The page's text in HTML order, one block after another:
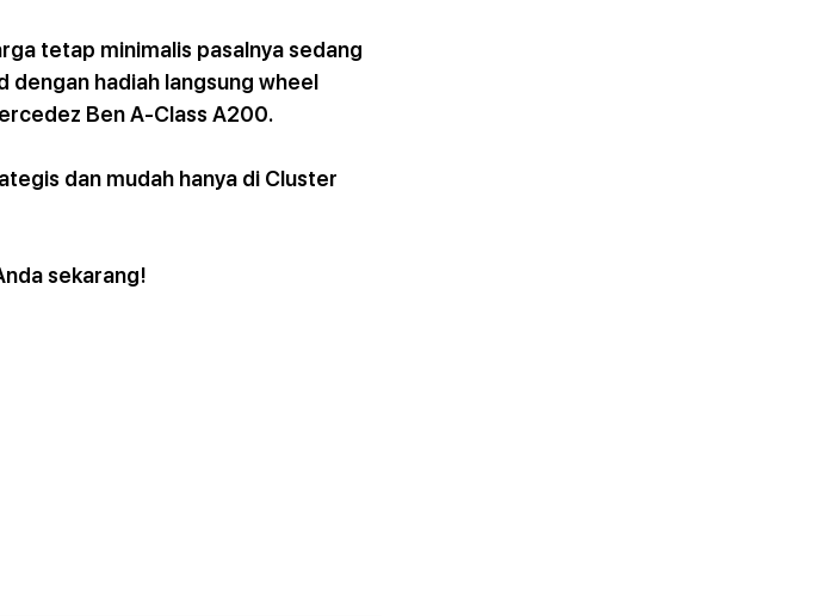
tetap minimalis pasalnya sedang
dengan hadiah langsung wheel
Ben A-Class A200.
dan mudah hanya di Cluster
sekarang!